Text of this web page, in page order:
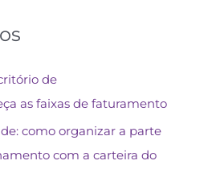
de
as faixas de faturamento
como organizar a parte
com a carteira do